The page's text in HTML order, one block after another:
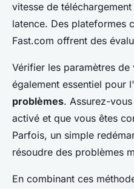
vitesse de
latence. Des plateformes
Fast.com offrent des
Vérifier les paramètres
également essentiel pour l'
problèmes. Assurez-
activé et que vous êtes
Parfois, un simple
résoudre des problèmes
En combinant ces